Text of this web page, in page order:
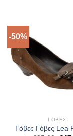
-50%
ΓΌΒΕΣ
Γόβες Γόβες Lea